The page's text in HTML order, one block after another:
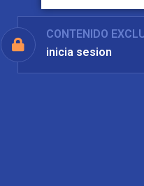
CONTENIDO
inicia sesion